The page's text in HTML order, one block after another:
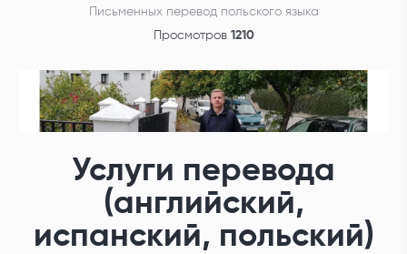
Письменных перевод польского языка
Просмотров 1210
Услуги перевода
(английский,
испанский, польский)